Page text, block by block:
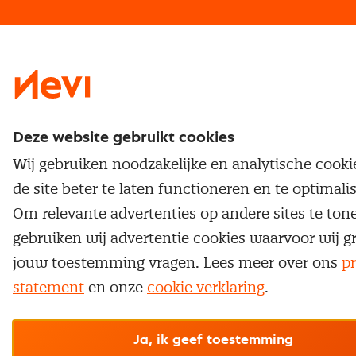
Traineeship
Nevi 2
Deze website gebruikt cookies
Wij gebruiken noodzakelijke en analytische
de site beter te laten functioneren en te
Om relevante advertenties op andere sites te
gebruiken wij advertentie cookies waarvoor wij
jouw toestemming vragen. Lees meer over ons
statement en onze cookie verklaring.
Ja, ik geef toestemming